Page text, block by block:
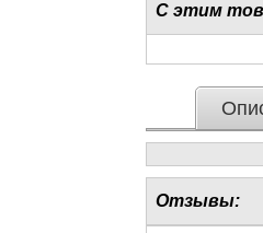
С этим
Отзывы: